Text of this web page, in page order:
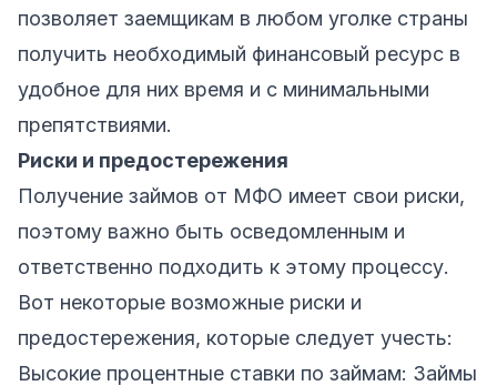
позволяет заемщикам в любом уголке страны
получить необходимый финансовый ресурс в
удобное для них время и с минимальными
препятствиями.
Риски и предостережения
Получение займов от МФО имеет свои риски,
поэтому важно быть осведомленным и
ответственно подходить к этому процессу.
Вот некоторые возможные риски и
предостережения, которые следует учесть:
Высокие процентные ставки по займам: Займы